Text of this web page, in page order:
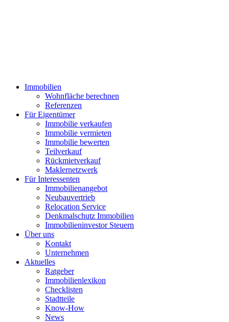
Immobilien
Wohnfläche berechnen
Referenzen
Für Eigentümer
Immobilie verkaufen
Immobilie vermieten
Immobilie bewerten
Teilverkauf
Rückmietverkauf
Maklernetzwerk
Für Interessenten
Immobilienangebot
Neubauvertrieb
Relocation Service
Denkmalschutz Immobilien
Immobilieninvestor Steuern
Über uns
Kontakt
Unternehmen
Aktuelles
Ratgeber
Immobilienlexikon
Checklisten
Stadtteile
Know-How
News